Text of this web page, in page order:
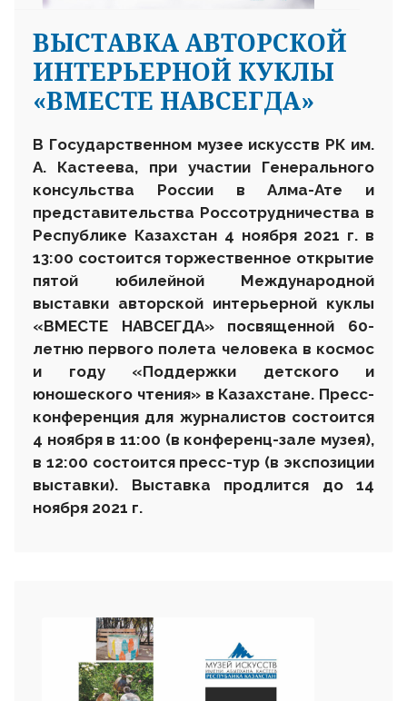
ВЫСТАВКА АВТОРСКОЙ
ИНТЕРЬЕРНОЙ КУКЛЫ
«ВМЕСТЕ НАВСЕГДА»
В Государственном музее искусств РК им.
А. Кастеева, при участии Генерального
консульства России в Алма-Ате и
представительства Россотрудничества в
Республике Казахстан 4 ноября 2021 г. в
13:00 состоится торжественное открытие
пятой юбилейной Международной
выставки авторской интерьерной куклы
«ВМЕСТЕ НАВСЕГДА» посвященной 60-
летню первого полета человека в космос
и году «Поддержки детского и
юношеского чтения» в Казахстане. Пресс-
конференция для журналистов состоится
4 ноября в 11:00 (в конференц-зале музея),
в 12:00 состоится пресс-тур (в экспозиции
выставки). Выставка продлится до 14
ноября 2021 г.